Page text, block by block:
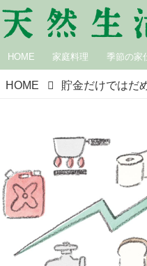
HOME 家庭料理 季節の家
HOME